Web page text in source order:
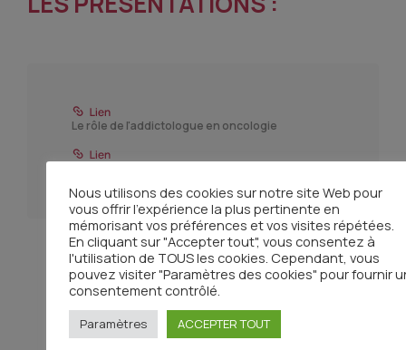
Le rôle de l'addictologue en oncologie
Toutes les actualités
Nous utilisons des cookies sur notre site Web pour
vous offrir l'expérience la plus pertinente en
mémorisant vos préférences et vos visites répétées.
En cliquant sur "Accepter tout", vous consentez à
l'utilisation de TOUS les cookies. Cependant, vous
pouvez visiter "Paramètres des cookies" pour fournir
consentement contrôlé.
Paramètres ACCEPTER TOUT